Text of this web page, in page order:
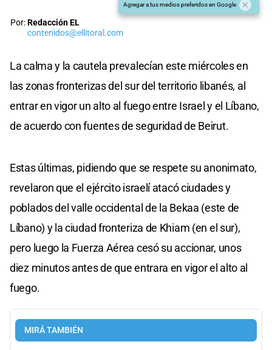
Agregar a tus medios preferidos en Google
Por:Redacción EL
contenidos@ellitoral.com
La calma y la cautela prevalecían este miércoles en
las zonas fronterizas del sur del territorio libanés, al
entrar en vigor un alto al fuego entre Israel y el Líbano,
de acuerdo con fuentes de seguridad de Beirut.
Estas últimas, pidiendo que se respete su anonimato,
revelaron que el ejército israelí atacó ciudades y
poblados del valle occidental de la Bekaa (este de
Líbano) y la ciudad fronteriza de Khiam (en el sur),
pero luego la Fuerza Aérea cesó su accionar, unos
diez minutos antes de que entrara en vigor el alto al
fuego.
MIRÁ TAMBIÉN